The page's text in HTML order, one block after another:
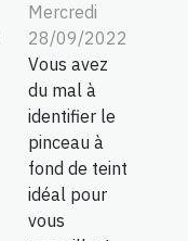
Mercredi
28/09/2022
Vous avez
du mal à
identifier le
pinceau à
fond de teint
idéal pour
vous